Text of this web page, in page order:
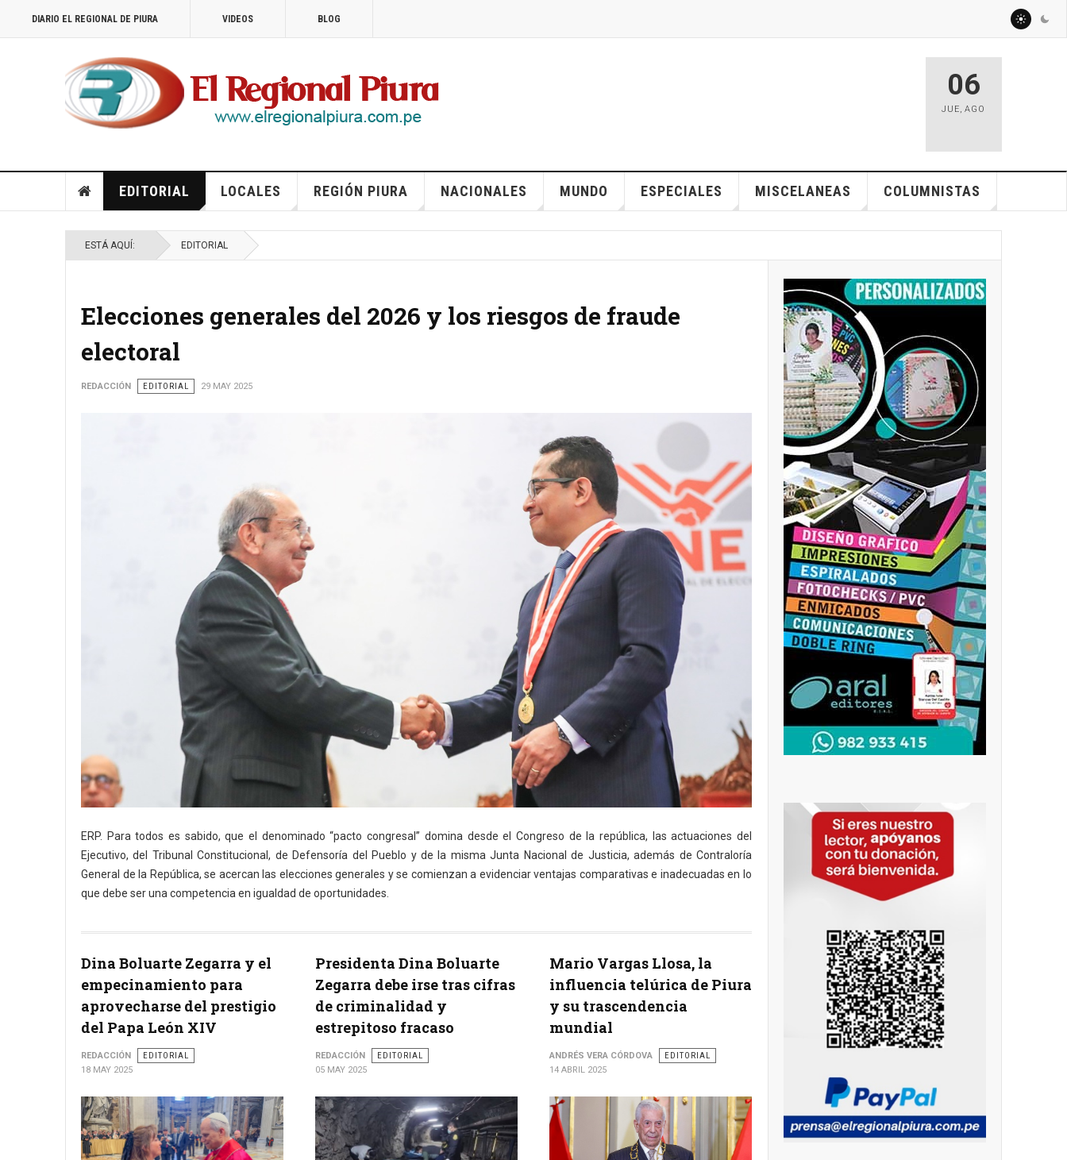
DIARIO EL REGIONAL DE PIURA VIDEOS BLOG
06
JUE,AGO
EDITORIAL LOCALES REGIÓN PIURA NACIONALES MUNDO ESPECIALES MISCELANEAS COLUMNISTAS
ESTÁ AQUÍ: EDITORIAL
Elecciones generales del 2026 y los riesgos de fraude
electoral
REDACCIÓN EDITORIAL 29 MAY 2025
ERP. Para todos es sabido, que el denominado “pacto congresal” domina desde el Congreso de la república, las actuaciones del
Ejecutivo, del Tribunal Constitucional, de Defensoría del Pueblo y de la misma Junta Nacional de Justicia, además de Contraloría
General de la República, se acercan las elecciones generales y se comienzan a evidenciar ventajas comparativas e inadecuadas en lo
que debe ser una competencia en igualdad de oportunidades.
Dina Boluarte Zegarra y el
empecinamiento para
aprovecharse del prestigio
del Papa León XIV
REDACCIÓN
EDITORIAL
18 MAY 2025
Presidenta Dina Boluarte
Zegarra debe irse tras cifras
de criminalidad y
estrepitoso fracaso
REDACCIÓN
EDITORIAL
05 MAY 2025
Mario Vargas Llosa, la
influencia telúrica de Piura
y su trascendencia
mundial
ANDRÉS VERA CÓRDOVA
EDITORIAL
14 ABRIL 2025